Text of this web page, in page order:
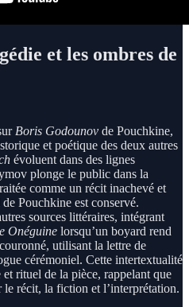
et les ombres de
Boris Godounov de Pouchkine,
et poétique des deux autres
évoluent dans des lignes
plonge le public dans la
comme un récit inachevé et
Pouchkine est conservé.
sources littéraires, intégrant
Onéguine lorsqu’un boyard rend
utilisant la lettre de
cérémoniel. Cette intertextualité
rituel de la pièce, rappelant que
le récit, la fiction et l’interprétation.